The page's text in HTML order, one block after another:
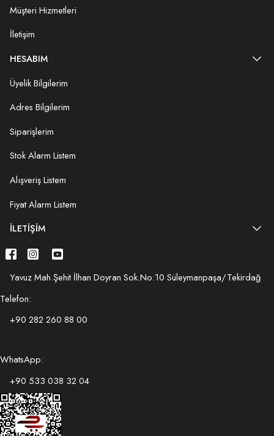
Müşteri Hizmetleri
İletişim
HESABIM
Üyelik Bilgilerim
Adres Bilgilerim
Siparişlerim
Stok Alarm Listem
Alışveriş Listem
Fiyat Alarm Listem
İLETIŞIM
Yavuz Mah.Şehit İlhan Doyran Sok.No:10 Süleymanpaşa/Tekirdağ
Telefon:
+90 282 260 88 00
WhatsApp:
+90 533 038 32 04